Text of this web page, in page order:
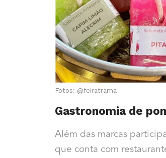
Fotos: @feiratrama
Gastronomia de
Além das marcas
que conta com